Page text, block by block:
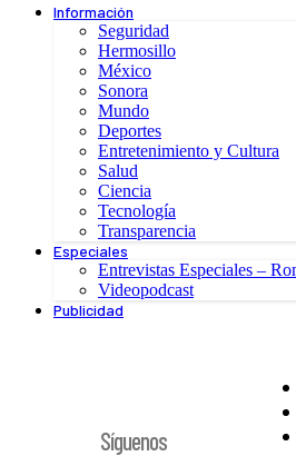
Información
Seguridad
Hermosillo
México
Sonora
Mundo
Deportes
Entretenimiento y Cultura
Salud
Ciencia
Tecnología
Transparencia
Especiales
Entrevistas Especiales –
Videopodcast
Publicidad
Síguenos